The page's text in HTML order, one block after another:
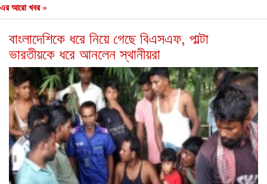
এর আরো খবর »
বাংলাদেশিকে ধরে নিয়ে গেছে বিএসএফ, পাল্টা
ভারতীয়কে ধরে আনলেন স্থানীয়রা